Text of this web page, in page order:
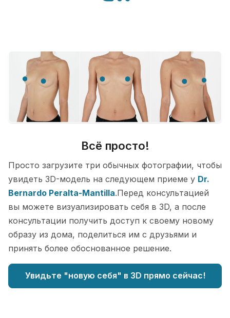
Всё просто!
Просто загрузите три обычных фотографии, чтобы
увидеть 3D-модель на следующем приеме у Dr.
Bernardo Peralta-Mantilla.Перед консультацией
вы можете визуализировать себя в 3D, а после
консультации получить доступ к своему новому
образу из дома, поделиться им с друзьями и
принять более обоснованное решение.
Увидьте "новую себя" в 3D прямо сейчас!